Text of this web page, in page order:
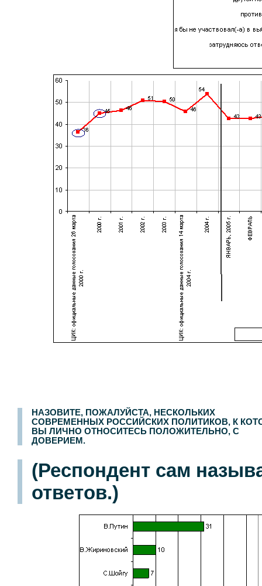
НАЗОВИТЕ, ПОЖАЛУЙСТА, НЕСКОЛЬКИХ
СОВРЕМЕННЫХ РОССИЙСКИХ ПОЛИТИКОВ, К
ВЫ ЛИЧНО ОТНОСИТЕСЬ ПОЛОЖИТЕЛЬНО, С
ДОВЕРИЕМ.
(Респондент сам
ответов.)